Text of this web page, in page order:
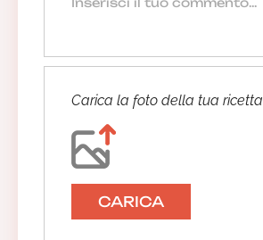
Carica la foto della tua ricetta
CARICA